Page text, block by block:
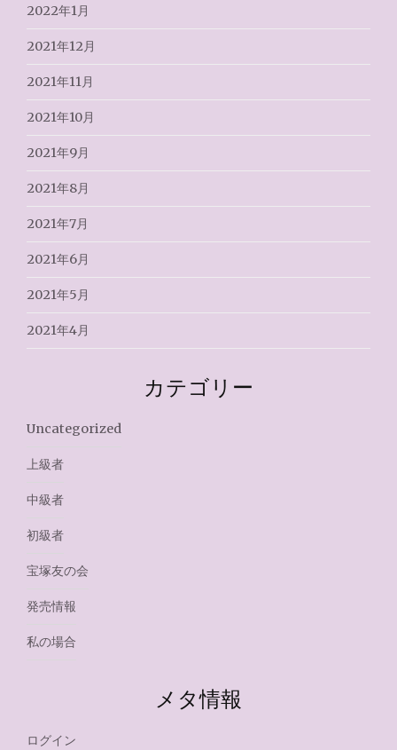
2022年1月
2021年12月
2021年11月
2021年10月
2021年9月
2021年8月
2021年7月
2021年6月
2021年5月
2021年4月
カテゴリー
Uncategorized
上級者
中級者
初級者
宝塚友の会
発売情報
私の場合
メタ情報
ログイン